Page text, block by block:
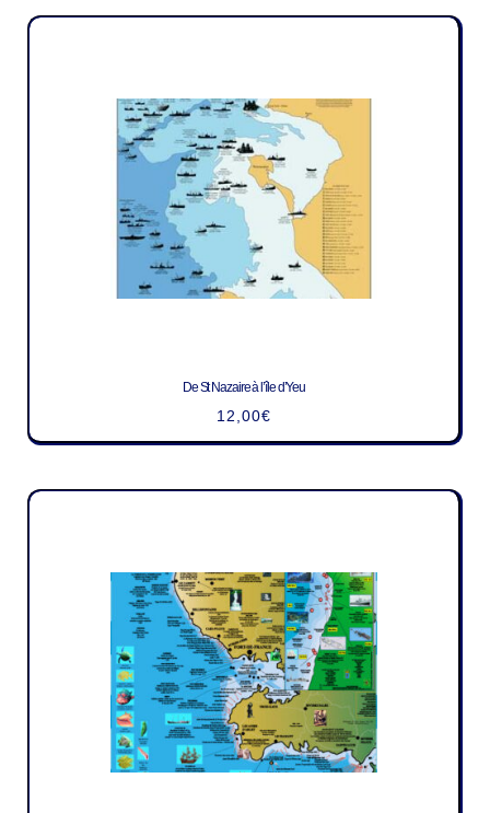
De St Nazaire à l’île d’Yeu
12,00€